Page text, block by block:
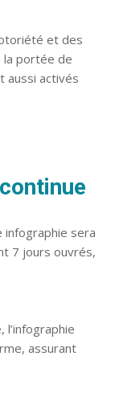
et des
la portée de
aussi activés
infographie sera
7 jours ouvrés,
l’infographie
assurant